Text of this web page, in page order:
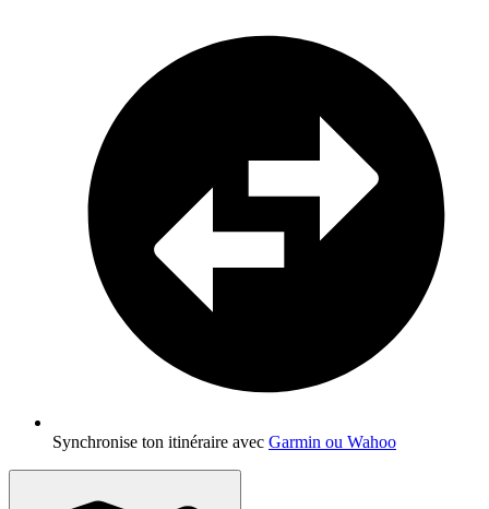
Synchronise ton itinéraire avec Garmin ou Wahoo